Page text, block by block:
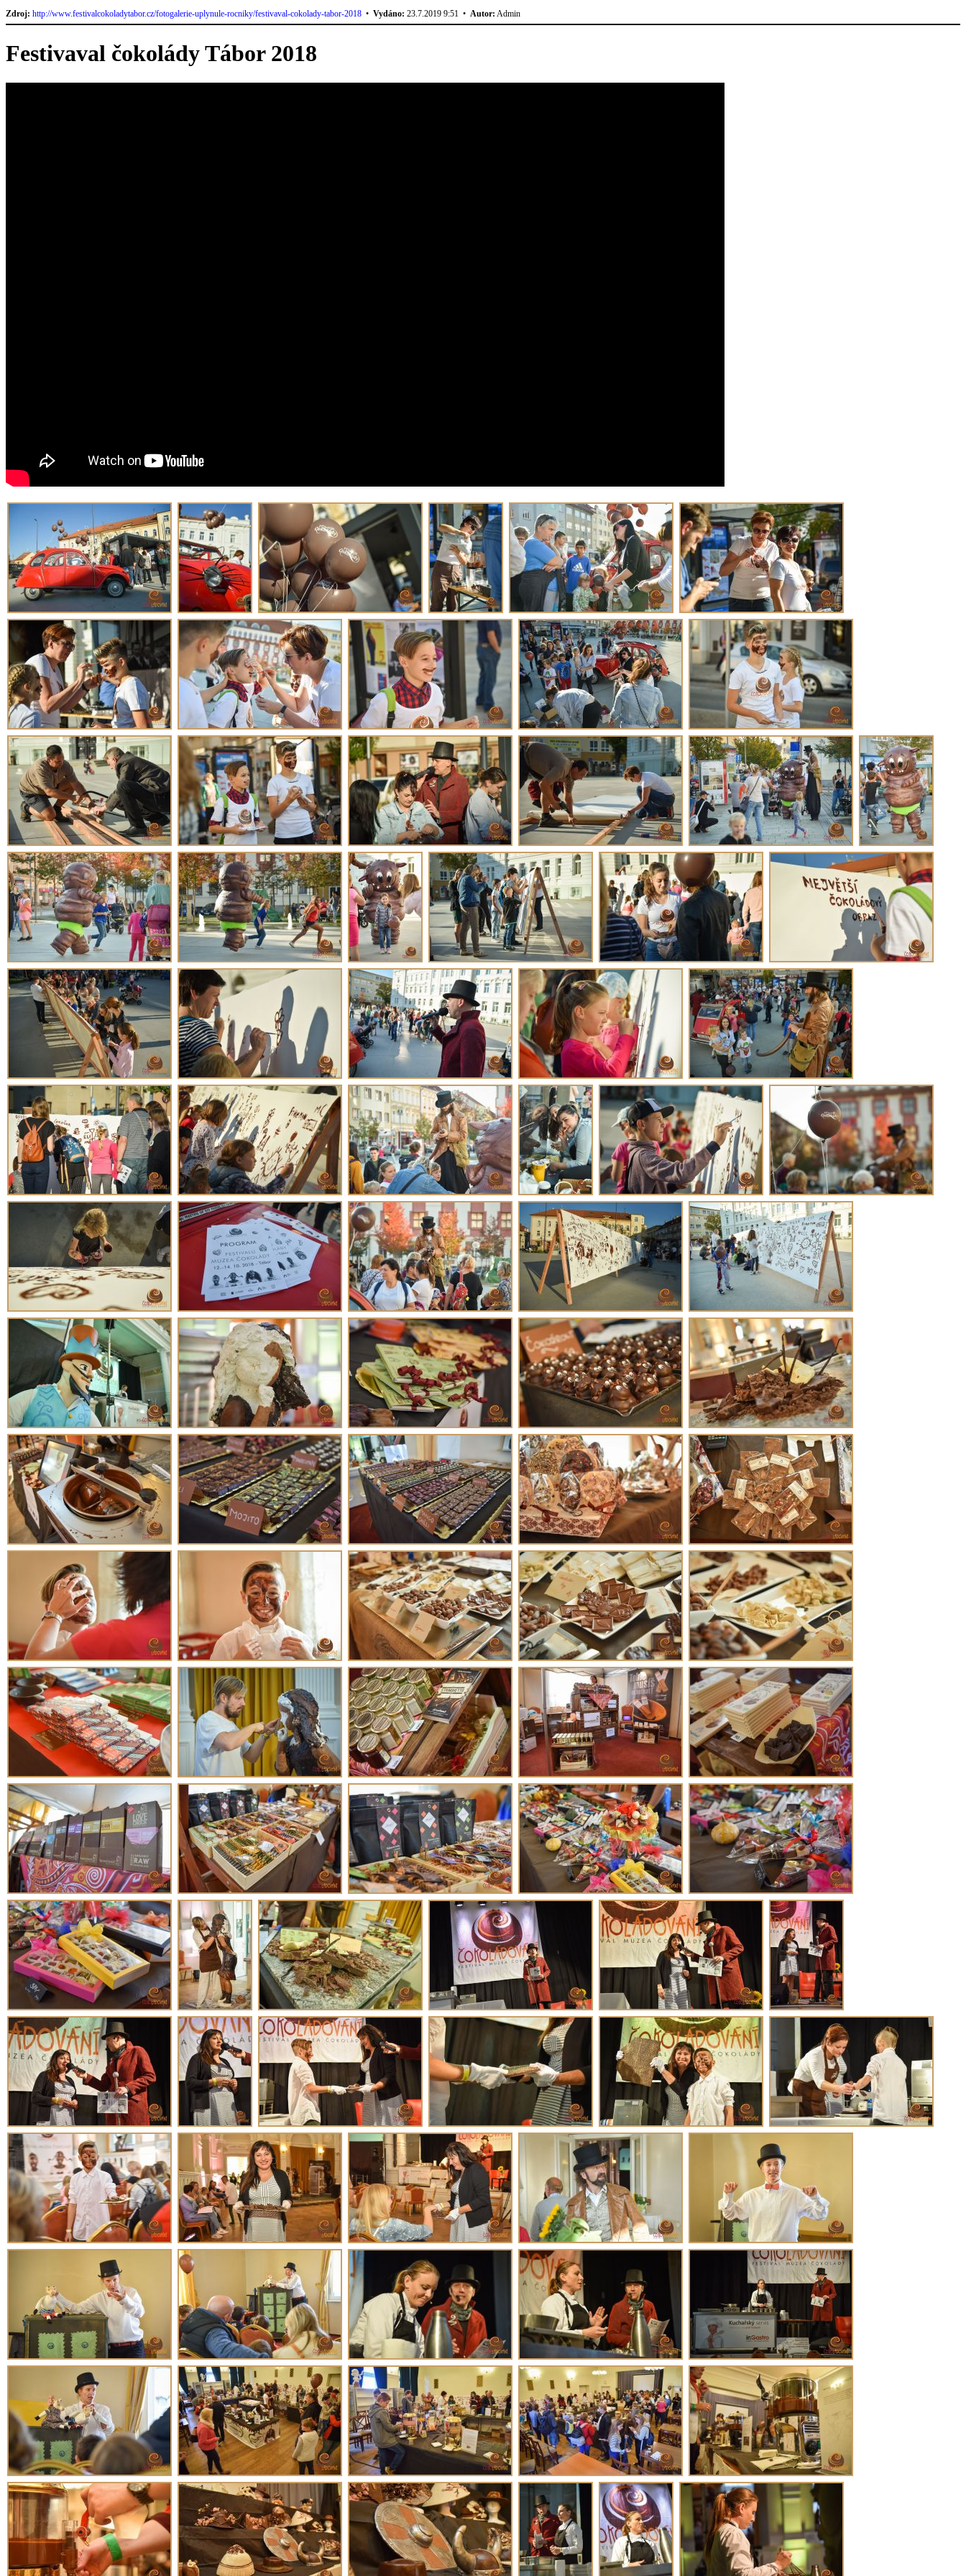
Zdroj: http://www.festivalcokoladytabor.cz/fotogalerie-uplynule-rocniky/festivaval-cokolady-tabor-2018 • Vydáno: 23.7.2019 9:51 • Autor: Admin
Festivaval čokolády Tábor 2018